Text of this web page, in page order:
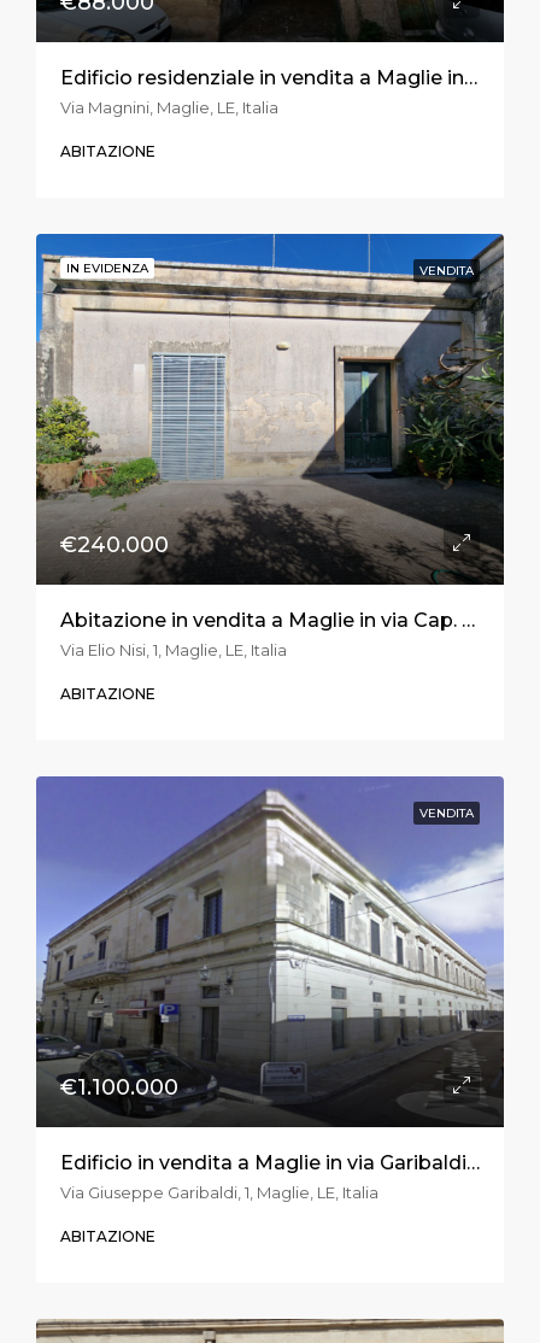
Edificio residenziale in vendita a Maglie in via Magnini
Via Magnini, Maglie, LE, Italia
ABITAZIONE
IN EVIDENZA VENDITA
€240.000
Abitazione in vendita a Maglie in via Cap. Elio Nisi
Via Elio Nisi, 1, Maglie, LE, Italia
ABITAZIONE
VENDITA
€1.100.000
Edificio in vendita a Maglie in via Garibaldi ang. Via Trento e Trieste
Via Giuseppe Garibaldi, 1, Maglie, LE, Italia
ABITAZIONE